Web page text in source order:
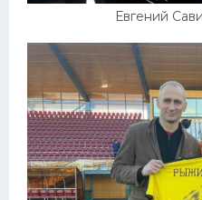
Евгений